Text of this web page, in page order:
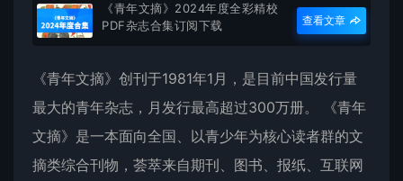
《青年文摘》2024年度全彩精校
PDF杂志合集订阅下载
查看文章
《青年文摘》创刊于1981年1月，是目前中国发行量
最大的青年杂志，月发行最高超过300万册。 《青年
文摘》是一本面向全国、以青少年为核心读者群的文
摘类综合刊物，荟萃来自期刊、图书、报纸、互联网